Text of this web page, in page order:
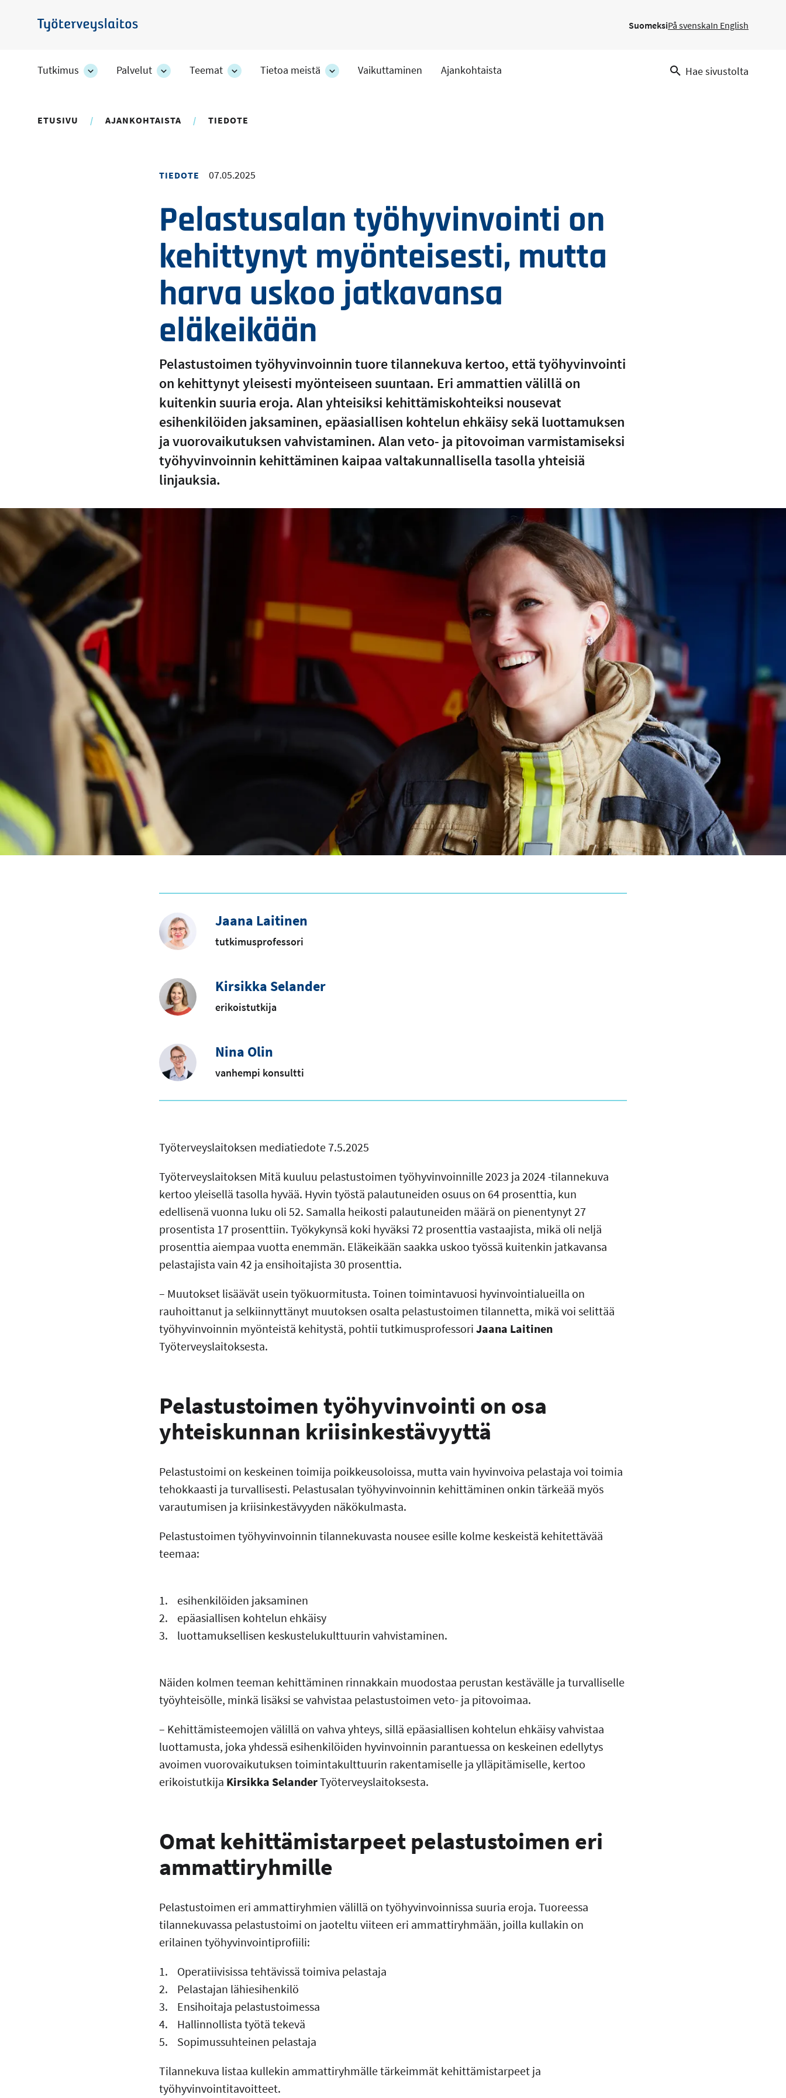
pääsisältöön
Työterveyslaitos
SuomeksiPå svenskaIn English
Tutkimus
TutkimusPalvelut
PalvelutTeemat
TeematTietoa meistä
TietoaVaikuttaminen Ajankohtaista Hae sivustolta
ETUSIVU AJANKOHTAISTA TIEDOTE
TIEDOTE 07.05.2025
Pelastusalan työhyvinvointi on
kehittynyt myönteisesti, mutta
harva uskoo jatkavansa
eläkeikään
Pelastustoimen työhyvinvoinnin tuore tilannekuva kertoo, että työhyvinvointi
on kehittynyt yleisesti myönteiseen suuntaan. Eri ammattien välillä on
kuitenkin suuria eroja. Alan yhteisiksi kehittämiskohteiksi nousevat
esihenkilöiden jaksaminen, epäasiallisen kohtelun ehkäisy sekä luottamuksen
ja vuorovaikutuksen vahvistaminen. Alan veto- ja pitovoiman varmistamiseksi
työhyvinvoinnin kehittäminen kaipaa valtakunnallisella tasolla yhteisiä
linjauksia.
Jaana Laitinen
tutkimusprofessori
Kirsikka Selander
erikoistutkija
Nina Olin
vanhempi konsultti
Työterveyslaitoksen mediatiedote 7.5.2025
Työterveyslaitoksen Mitä kuuluu pelastustoimen työhyvinvoinnille 2023 ja 2024 -tilannekuva
kertoo yleisellä tasolla hyvää. Hyvin työstä palautuneiden osuus on 64 prosenttia, kun
edellisenä vuonna luku oli 52. Samalla heikosti palautuneiden määrä on pienentynyt 27
prosentista 17 prosenttiin. Työkykynsä koki hyväksi 72 prosenttia vastaajista, mikä oli neljä
prosenttia aiempaa vuotta enemmän. Eläkeikään saakka uskoo työssä kuitenkin jatkavansa
pelastajista vain 42 ja ensihoitajista 30 prosenttia.
– Muutokset lisäävät usein työkuormitusta. Toinen toimintavuosi hyvinvointialueilla on
rauhoittanut ja selkiinnyttänyt muutoksen osalta pelastustoimen tilannetta, mikä voi selittää
työhyvinvoinnin myönteistä kehitystä, pohtii tutkimusprofessori Jaana Laitinen
Työterveyslaitoksesta.
Pelastustoimen työhyvinvointi on osa
yhteiskunnan kriisinkestävyyttä
Pelastustoimi on keskeinen toimija poikkeusoloissa, mutta vain hyvinvoiva pelastaja voi toimia
tehokkaasti ja turvallisesti. Pelastusalan työhyvinvoinnin kehittäminen onkin tärkeää myös
varautumisen ja kriisinkestävyyden näkökulmasta.
Pelastustoimen työhyvinvoinnin tilannekuvasta nousee esille kolme keskeistä kehitettävää
teemaa:
1. esihenkilöiden jaksaminen
2. epäasiallisen kohtelun ehkäisy
3. luottamuksellisen keskustelukulttuurin vahvistaminen.
Näiden kolmen teeman kehittäminen rinnakkain muodostaa perustan kestävälle ja turvalliselle
työyhteisölle, minkä lisäksi se vahvistaa pelastustoimen veto- ja pitovoimaa.
– Kehittämisteemojen välillä on vahva yhteys, sillä epäasiallisen kohtelun ehkäisy vahvistaa
luottamusta, joka yhdessä esihenkilöiden hyvinvoinnin parantuessa on keskeinen edellytys
avoimen vuorovaikutuksen toimintakulttuurin rakentamiselle ja ylläpitämiselle, kertoo
erikoistutkija Kirsikka SelanderTyöterveyslaitoksesta.
Omat kehittämistarpeet pelastustoimen eri
ammattiryhmille
Pelastustoimen eri ammattiryhmien välillä on työhyvinvoinnissa suuria eroja. Tuoreessa
tilannekuvassa pelastustoimi on jaoteltu viiteen eri ammattiryhmään, joilla kullakin on
erilainen työhyvinvointiprofiili:
1. Operatiivisissa tehtävissä toimiva pelastaja
2. Pelastajan lähiesihenkilö
3. Ensihoitaja pelastustoimessa
4. Hallinnollista työtä tekevä
5. Sopimussuhteinen pelastaja
Tilannekuva listaa kullekin ammattiryhmälle tärkeimmät kehittämistarpeet ja
työhyvinvointitavoitteet.